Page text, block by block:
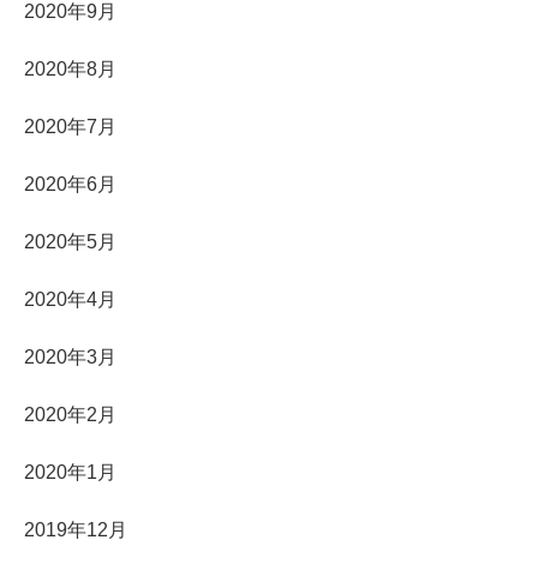
2020年9月
2020年8月
2020年7月
2020年6月
2020年5月
2020年4月
2020年3月
2020年2月
2020年1月
2019年12月